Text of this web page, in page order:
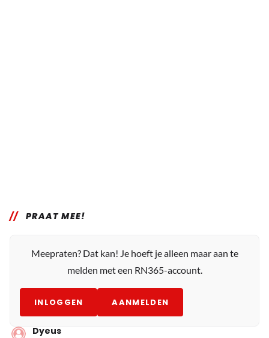
PRAAT MEE!
Meepraten? Dat kan! Je hoeft je alleen maar aan te
melden met een RN365-account.
INLOGGEN AANMELDEN
Dyeus